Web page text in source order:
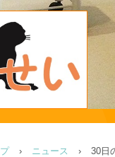
院
› ニュース › 30日